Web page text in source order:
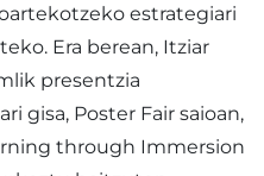
estrategiari
Era berean, Itziar
presentzia
gisa, Poster Fair saioan,
through Immersion